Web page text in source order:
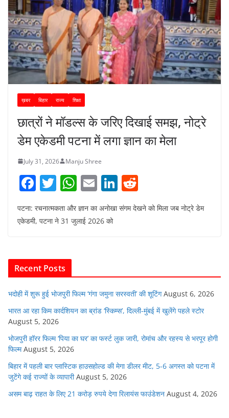
ख़बर बिहार राज्य शिक्षा
छात्रों ने मॉडल्स के जरिए दिखाई समझ, नोट्रे
डेम एकेडमी पटना में लगा ज्ञान का मेला
July 31, 2026 Manju Shree
F
c
o
o
k
T
itt
W
at
p
E
m
ai
Li
n
k
e
d
पटना: रचनात्मकता और ज्ञान का अनोखा संगम देखने को मिला जब नोट्रे डेम
एकेडमी, पटना ने 31 जुलाई 2026 को
Recent Posts
भदोही में शुरू हुई भोजपुरी फिल्म ‘गंगा जमुना सरस्वती’ की शूटिंग August 6, 2026
भारत आ रहा किम कार्दशियन का ब्रांड ‘स्किम्स’, दिल्ली-मुंबई में खुलेंगे पहले स्टोर
August 5, 2026
भोजपुरी हॉरर फिल्म ‘पिया का घर’ का फर्स्ट लुक जारी, रोमांच और रहस्य से भरपूर होगी
फिल्म August 5, 2026
बिहार में पहली बार प्लास्टिक हाउसहोल्ड की मेगा डीलर मीट, 5-6 अगस्त को पटना में
जुटेंगे कई राज्यों के व्यापारी August 5, 2026
असम बाढ़ राहत के लिए 21 करोड़ रुपये देगा रिलायंस फाउंडेशन August 4, 2026